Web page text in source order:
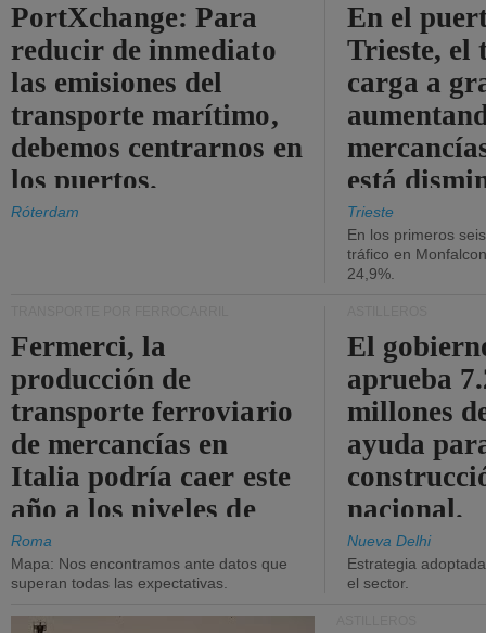
PortXchange: Para
reducir de inmediato
las emisiones del
transporte marítimo,
debemos centrarnos en
los puertos.
Róterdam
En el
Trieste, el
carga a
está
Trieste
En los primeros
tráfico en
24,9%.
Fermerci, la
producción de
transporte ferroviario
de mercancías en
Italia podría caer este
año a los niveles de
2015.
Roma
Mapa: Nos encontramos ante datos que
superan todas las expectativas.
El
aprueba
millones
ayuda
nacional.
Nueva Delhi
Estrategia
el sector.